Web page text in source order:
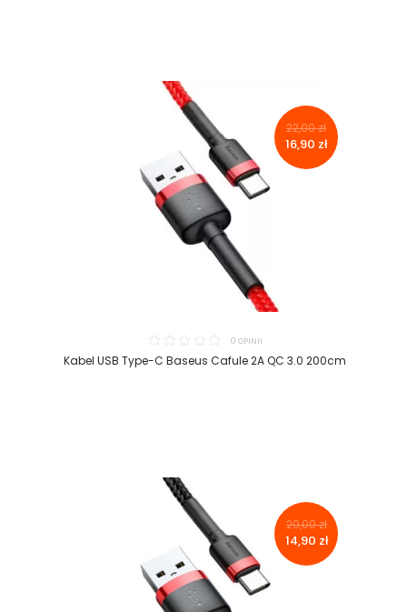
0 OPINII
Kabel USB Type-C Baseus Cafule 2A QC 3.0 200cm
22,00 zł
16,90 zł
20,00 zł
14,90 zł